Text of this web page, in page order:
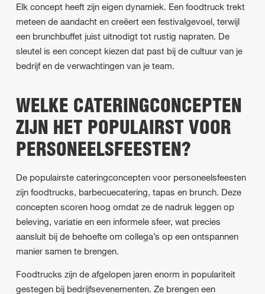
Elk concept heeft zijn eigen dynamiek. Een foodtruck trekt
meteen de aandacht en creëert een festivalgevoel, terwijl
een brunchbuffet juist uitnodigt tot rustig napraten. De
sleutel is een concept kiezen dat past bij de cultuur van je
bedrijf en de verwachtingen van je team.
WELKE CATERINGCONCEPTEN
ZIJN HET POPULAIRST VOOR
PERSONEELSFEESTEN?
De populairste cateringconcepten voor personeelsfeesten
zijn foodtrucks, barbecuecatering, tapas en brunch. Deze
concepten scoren hoog omdat ze de nadruk leggen op
beleving, variatie en een informele sfeer, wat precies
aansluit bij de behoefte om collega’s op een ontspannen
manier samen te brengen.
Foodtrucks zijn de afgelopen jaren enorm in populariteit
gestegen bij bedrijfsevenementen. Ze brengen een